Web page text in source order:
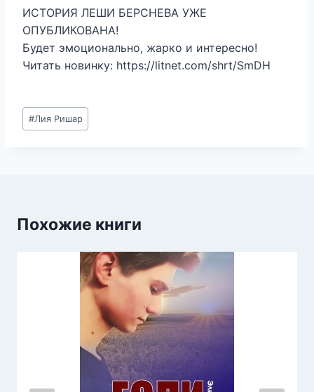
ИСТОРИЯ ЛЕШИ БЕРСНЕВА УЖЕ
ОПУБЛИКОВАНА!
Будет эмоционально, жарко и интересно!
Читать новинку: https://litnet.com/shrt/SmDH
Метки
записи:
#Лия Ришар
Похожие книги